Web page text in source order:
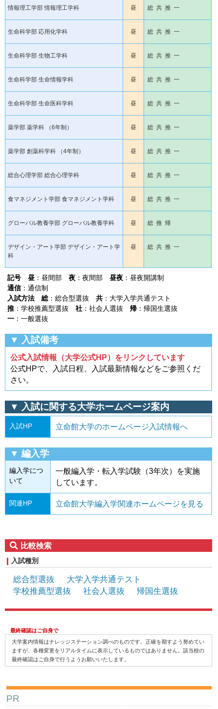
情報理工学部 情報理工学科 昼 総 共 推 一
生命科学部 応用化学科 昼 総 共 推 一
生命科学部 生物工学科 昼 総 共 推 一
生命科学部 生命情報学科 昼 総 共 推 一
生命科学部 生命医科学科 昼 総 共 推 一
薬学部 薬学科 （6年制） 昼 総 共 推 一
薬学部 創薬科学科 （4年制） 昼 総 共 推 一
総合心理学部 総合心理学科 昼 総 共 推 一
食マネジメント学部 食マネジメント学科 昼 総 共 推 一
グローバル教養学部 グローバル教養学科 昼 総 推 帰
デザイン・アート学部 デザイン・アート学
科
昼 総 共 推 一
記号 昼 ：昼間部 夜 ：夜間部 昼夜 ：昼夜開講制
通信：通信制
入試方法
総：総合型選抜 共 ：大学入学共通テスト
推 ：学校推薦型選抜 社 ：社会人選抜 帰 ：帰国生選抜
一 ：一般選抜
▼ 入試備考
公式入試情報（大学公式HP）をリンクしています
公式HPで、入試日程、入試最新情報などをご参照くだ
さい。
▼ 入試に関する大学ホームページ案内
入試HP 立命館大学のホームページ入試情報へ
▼ 編入学
編入学につ
いて
一般編入学・転入学試験（3年次）を実施
しています。
関連HP 立命館大学編入学関連ホームページを見る
比較検索
入試種別
総合型選抜
大学入学共通テスト
学校推薦型選抜
社会人選抜 帰国生選抜
最終確認はご自身で
大学案内情報はナレッジステーション調べのものです。正確を期すよう努めてい
ますが、各種変更をリアルタイムに表示しているものではありません。該当校の
最終確認はご自身で行うようお願いいたします。
PR